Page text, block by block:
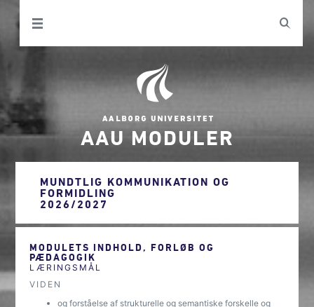
AAU MODULER
MUNDTLIG KOMMUNIKATION OG
FORMIDLING
2026/2027
MODULETS INDHOLD, FORLØB OG
PÆDAGOGIK
LÆRINGSMÅL
VIDEN
og forståelse af strukturelle og semantiske forskelle og